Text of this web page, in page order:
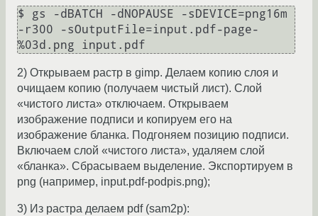
$ gs -dBATCH -dNOPAUSE -sDEVICE=png16m
-r300 -sOutputFile=input.pdf-page-
2) Открываем растр в gimp. Делаем копию слоя и
очищаем копию (получаем чистый лист). Слой
«чистого листа» отключаем. Открываем
изображение подписи и копируем его на
изображение бланка. Подгоняем позицию подписи.
Включаем слой «чистого листа», удаляем слой
«бланка». Сбрасываем выделение. Экспортируем в
png (например, input.pdf-podpis.png);
3) Из растра делаем pdf (sam2p):